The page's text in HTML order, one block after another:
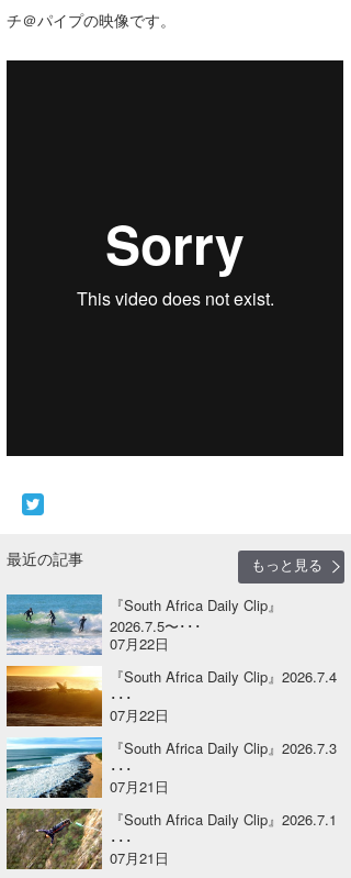
チ＠パイプの映像です。
最近の記事
もっと見る
『South Africa Daily Clip』
2026.7.5〜･･･
07月22日
『South Africa Daily Clip』2026.7.4
･･･
07月22日
『South Africa Daily Clip』2026.7.3
･･･
07月21日
『South Africa Daily Clip』2026.7.1
･･･
07月21日
Naoya Kimoto
Yasunari Inoue
Yoshiyuki Obata
arukasvision
DELTA FORCE SURF
CBA Films
熊谷素子
メディア
Colors MAGAZINE
WAVAL
福島寿実子
中浦“JET”章
嵯峨明日香
進士剛光
田原啓江
植村未来
NOBUFUKU
大野”MAR”修聖
波伝説スタッフ
☆加藤
+☆maki☆+
Aichan
chan-U
ECE
G◎Da
H
波伝説